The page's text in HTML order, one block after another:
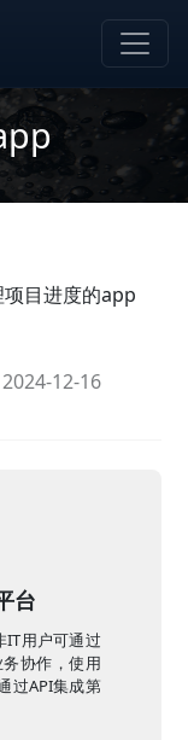
目进度的app
12-16
台
IT用户可通过
协作，使用
过API集成第